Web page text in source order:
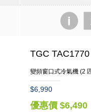
TGC TAC1770
變頻窗口式冷氣機 (2
$6,990
優惠價 $6,490